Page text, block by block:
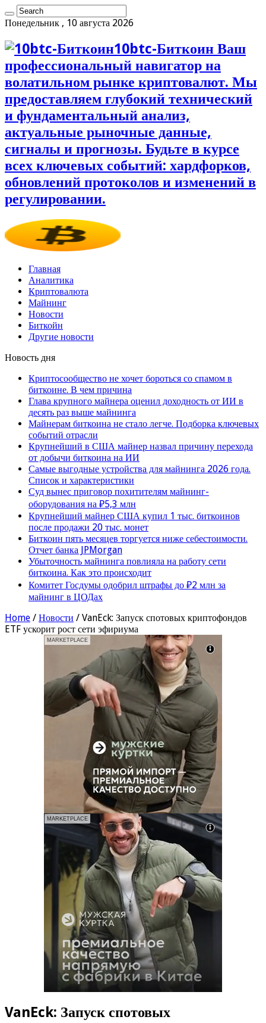
Понедельник , 10 августа 2026
10btc-Биткоин Ваш
профессиональный навигатор на
волатильном рынке криптовалют. Мы
предоставляем глубокий технический
и фундаментальный анализ,
актуальные рыночные данные,
сигналы и прогнозы. Будьте в курсе
всех ключевых событий: хардфорков,
обновлений протоколов и изменений в
регулировании.
Главная
Аналитика
Криптовалюта
Майнинг
Новости
Биткойн
Другие новости
Новость дня
Криптосообщество не хочет бороться со спамом в
биткоине. В чем причина
Глава крупного майнера оценил доходность от ИИ в
десять раз выше майнинга
Майнерам биткоина не стало легче. Подборка ключевых
событий отрасли
Крупнейший в США майнер назвал причину перехода
от добычи биткоина на ИИ
Самые выгодные устройства для майнинга 2026 года.
Список и характеристики
Суд вынес приговор похитителям майнинг-
оборудования на ₽5,3 млн
Крупнейший майнер США купил 1 тыс. биткоинов
после продажи 20 тыс. монет
Биткоин пять месяцев торгуется ниже себестоимости.
Отчет банка JPMorgan
Убыточность майнинга повлияла на работу сети
биткоина. Как это происходит
Комитет Госдумы одобрил штрафы до ₽2 млн за
майнинг в ЦОДах
Home / Новости / VanEck: Запуск спотовых криптофондов
ETF ускорит рост сети эфириума
VanEck: Запуск спотовых
криптофондов ETF ускорит рост сети
эфириума
Инвесткомпания VanEck положительно оценивает
расширение сети эфириума. Этот процесс будет
способствовать увеличению числа пользователей блокчейна и
укрепит спрос на эфир (ETH).
К 2030 году крупнейший альткоин может достигнуть $22
000, если ускорятся темпы роста экосистемы, используемой
для развертывания децентрализованных приложений,
отмечается в докладе аналитиков.
Увеличение количества пользователей сети ускорится после
выхода спотовых криптофондов эфириум-ETF на